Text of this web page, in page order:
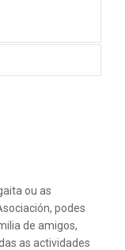
ou as
podes
de amigos,
as actividades